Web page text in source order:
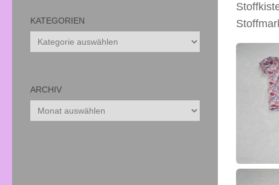
KATEGORIEN
Kategorien
ARCHIV
Archiv